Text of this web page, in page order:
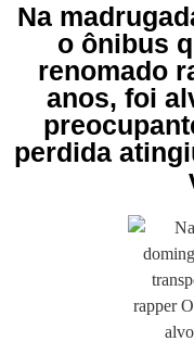
Na
o ônibus
renomado
anos, foi
perdida